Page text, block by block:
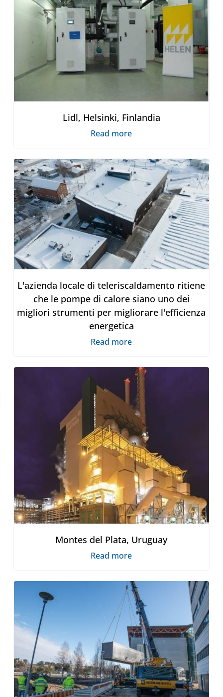
Lidl, Helsinki, Finlandia
Read more
L'azienda locale di teleriscaldamento ritiene
che le pompe di calore siano uno dei
migliori strumenti per migliorare l'efficienza
energetica
Read more
Montes del Plata, Uruguay
Read more